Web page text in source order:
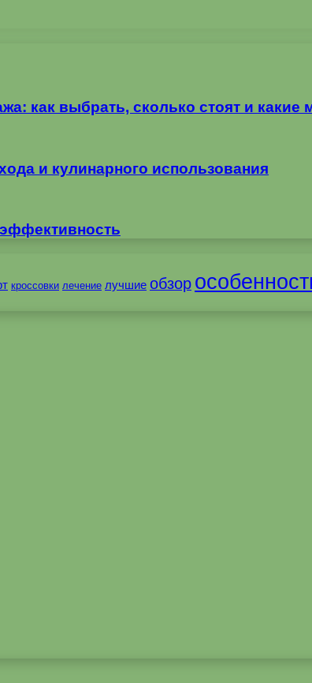
как выбрать, сколько стоят и какие
и кулинарного использования
кроссовки лечение лучшие обзор